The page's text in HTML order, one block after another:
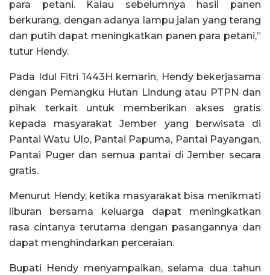
para petani. Kalau sebelumnya hasil panen
berkurang, dengan adanya lampu jalan yang terang
dan putih dapat meningkatkan panen para petani,”
tutur Hendy.
Pada Idul Fitri 1443H kemarin, Hendy bekerjasama
dengan Pemangku Hutan Lindung atau PTPN dan
pihak terkait untuk memberikan akses gratis
kepada masyarakat Jember yang berwisata di
Pantai Watu Ulo, Pantai Papuma, Pantai Payangan,
Pantai Puger dan semua pantai di Jember secara
gratis.
Menurut Hendy, ketika masyarakat bisa menikmati
liburan bersama keluarga dapat meningkatkan
rasa cintanya terutama dengan pasangannya dan
dapat menghindarkan perceraian.
Bupati Hendy menyampaikan, selama dua tahun